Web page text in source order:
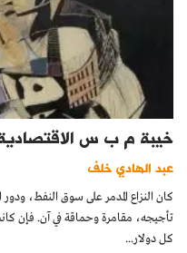
خيبة م ب س
عبد الهادي خلف
كان النزاع المدمر على سوق النفط،
كل دولار...